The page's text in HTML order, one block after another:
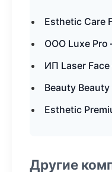
Esthetic Care
ООО Luxe Pro
ИП Laser
Beauty
Esthetic
Другие